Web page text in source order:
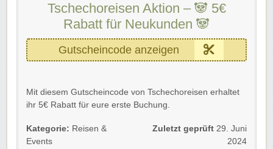
Tschechoreisen Aktion – 🐼 5€
Rabatt für Neukunden 🐼
Gutscheincode anzeigen
Mit diesem Gutscheincode von Tschechoreisen erhaltet
ihr 5€ Rabatt für eure erste Buchung.
Gültig für Neukunden bis Widerruf. Einfach unserem Link
folgen und de Gutscheincode eintragen.
Kategorie: Reisen &
Events
Zuletzt geprüft 29. Juni
2024